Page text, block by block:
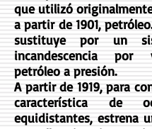
que utilizó
a partir de 1901,
sustituye por un
incandescencia por
petróleo a presión.
A partir de 1919, para
característica de
equidistantes, estrena